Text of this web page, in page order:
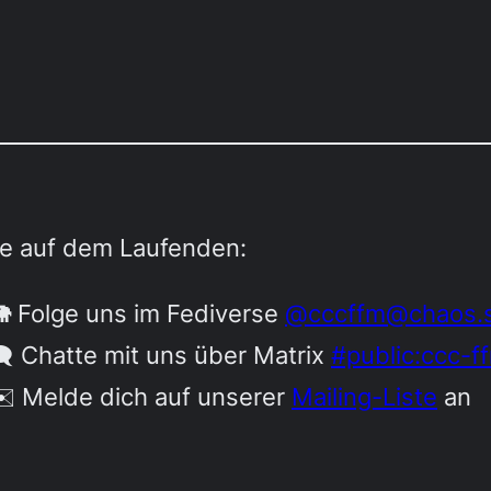
auf dem Laufenden:
Folge uns im Fediverse
Chatte mit uns über Matrix #public:ccc-
Melde dich auf unserer Mailing-Liste an